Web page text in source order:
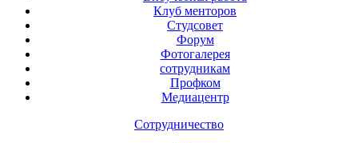
Клуб менторов
Студсовет
Форум
Фотогалерея
сотрудникам
Профком
Медиацентр
Сотрудничество